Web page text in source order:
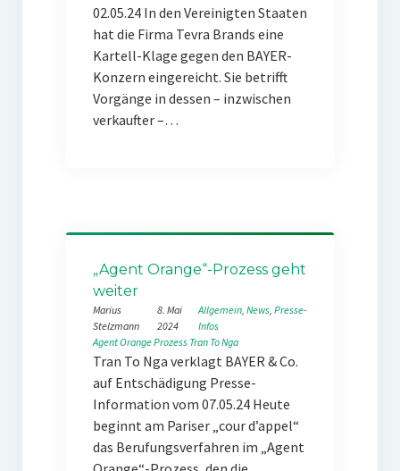
02.05.24 In den Vereinigten Staaten
hat die Firma Tevra Brands eine
Kartell-Klage gegen den BAYER-
Konzern eingereicht. Sie betrifft
Vorgänge in dessen – inzwischen
verkaufter –…
„Agent Orange“-Prozess geht
weiter
Marius
Stelzmann
8. Mai
2024
Allgemein, News, Presse-
Infos
Agent OrangeProzess Tran To Nga
Tran To Nga verklagt BAYER & Co.
auf Entschädigung Presse-
Information vom 07.05.24 Heute
beginnt am Pariser „cour d’appel“
das Berufungsverfahren im „Agent